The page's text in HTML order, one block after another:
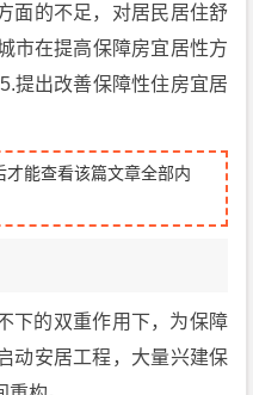
面的不足，对居民居住舒
市在提高保障房宜居性方
提出改善保障性住房宜居
能查看该篇文章全部内
下的双重作用下，为保障
动安居工程，大量兴建保